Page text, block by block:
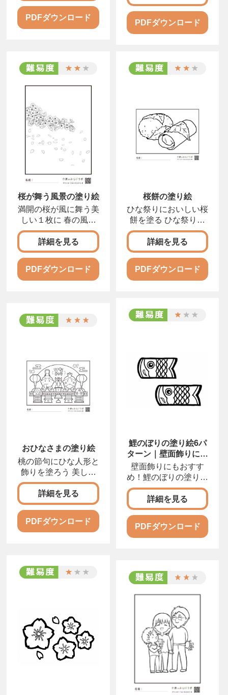
PDFダウンロード
PDFダウンロード
桜が舞う風景の塗り絵
満開の桜が風に舞う美
しい１枚に 春の風に
舞う桜の花びらを描い
詳細を見る
PDFダウンロード
桜餅の塗り絵
ひな祭りにおいしい桜
餅を塗る ひな祭りの
楽しみのひとつ、桜餅
詳細を見る
PDFダウンロード
おひなさまの塗り絵
桃の節句にひな人形と
飾りを塗ろう 美しく
かわいらしいひな人形
詳細を見る
PDFダウンロード
鯉のぼりの塗り絵6パ
ターン｜壁面飾りにも
活用できる図案
壁面飾りにもおすす
め！鯉のぼりの塗り絵
5月の「鯉のぼり」の
詳細を見る
PDFダウンロード